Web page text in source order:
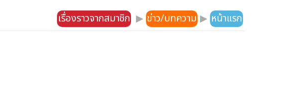
เรื่องราวจากสมาชิก ▶ ข่าว/บทความ ▶ หน้าแรก